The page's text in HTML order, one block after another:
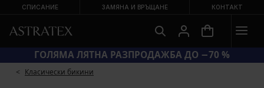
СПИСАНИЕ ЗАМЯНА И ВРЪЩАНЕ КОНТАКТ
КОД SUN20 = ЕКСТРА −20 % НА НАМАЛЕНИ БАНСКИ
Класически бикини